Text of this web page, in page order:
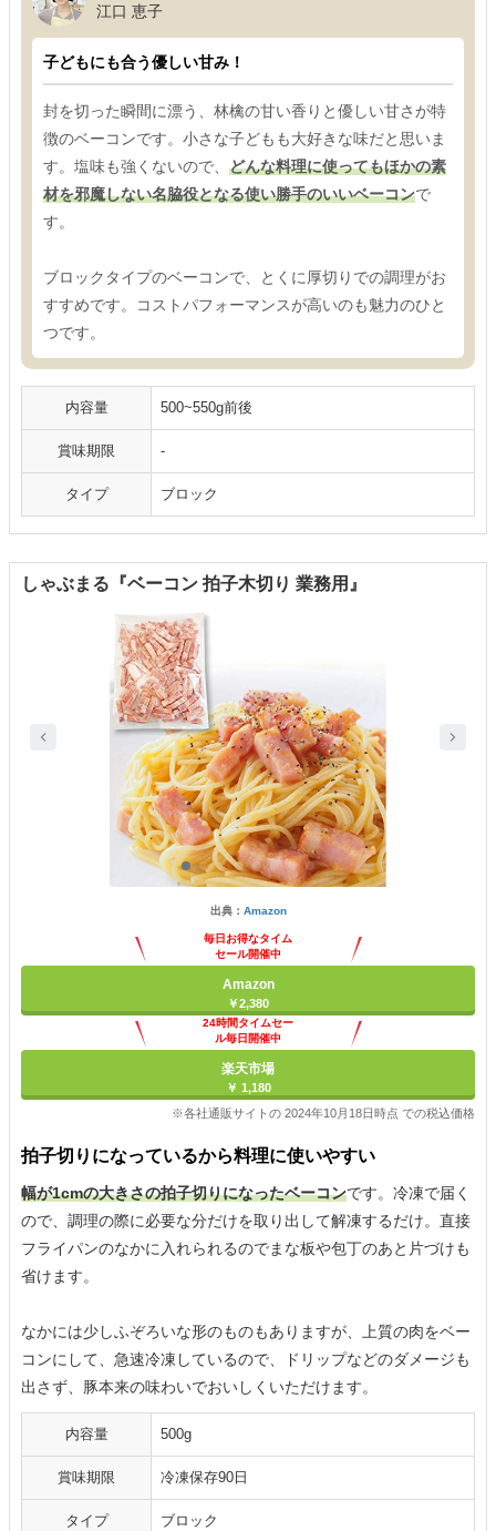
江口 恵子
子どもにも合う優しい甘み！
封を切った瞬間に漂う、林檎の甘い香りと優しい甘さが特
徴のベーコンです。小さな子どもも大好きな味だと思いま
す。塩味も強くないので、 どんな料理に使ってもほかの素
材を邪魔しない名脇役となる使い勝手のいいベーコンで
す。
ブロックタイプのベーコンで、とくに厚切りでの調理がお
すすめです。コストパフォーマンスが高いのも魅力のひと
つです。
内容量 500~550g前後
賞味期限 -
タイプ ブロック
しゃぶまる『ベーコン 拍子木切り 業務用』
出典： Amazon
毎日お得なタイム
セール開催中
Amazon
￥2,380
24時間タイムセー
ル毎日開催中
楽天市場
￥ 1,180
※各社通販サイトの 2024年10月18日時点 での税込価格
拍子切りになっているから料理に使いやすい
幅が1cmの大きさの拍子切りになったベーコンです。冷凍で届く
ので、調理の際に必要な分だけを取り出して解凍するだけ。直接
フライパンのなかに入れられるのでまな板や包丁のあと片づけも
省けます。
なかには少しふぞろいな形のものもありますが、上質の肉をベー
コンにして、急速冷凍しているので、ドリップなどのダメージも
出さず、豚本来の味わいでおいしくいただけます。
内容量 500g
賞味期限 冷凍保存90日
タイプ ブロック